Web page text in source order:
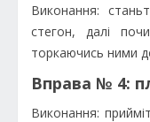
Виконання:
стегон, далі
торкаючись ними
Вправа № 4:
Виконання: